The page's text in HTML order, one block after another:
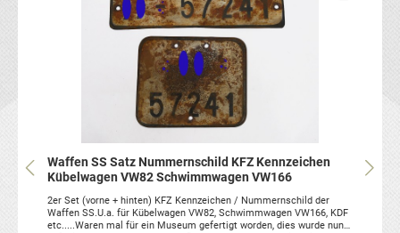
Waffen SS Satz Nummernschild KFZ Kennzeichen
Kübelwagen VW82 Schwimmwagen VW166
2er Set (vorne + hinten) KFZ Kennzeichen / Nummernschild der
Waffen SS.U.a. für Kübelwagen VW82, Schwimmwagen VW166, KDF
etc.....Waren mal für ein Museum gefertigt worden, dies wurde nun